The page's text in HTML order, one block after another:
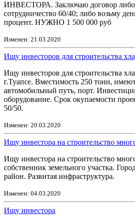
ИНВЕСТОРА. Заключаю договор либо
сотрудничество 60/40; либо возьму
процент. НУЖНО 1 500 000 руб
Изменен: 21.03.2020
Ищу инвесторов для строительства
Ищу инвесторов для строительства
г.Туапсе. Вместимость 250 тонн,
автомобильный путь, порт.
оборудование. Срок окупаемости
50/50.
Изменен: 20.03.2020
Ищу инвестора на строительство
Ищу инвестора на строительство
собственник земельного участка.
район. Развитая инфраструктура.
Изменен: 04.03.2020
Ищу инвестора